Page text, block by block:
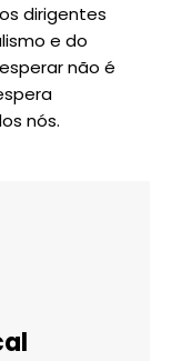
dirigentes
e do
não é
nós.